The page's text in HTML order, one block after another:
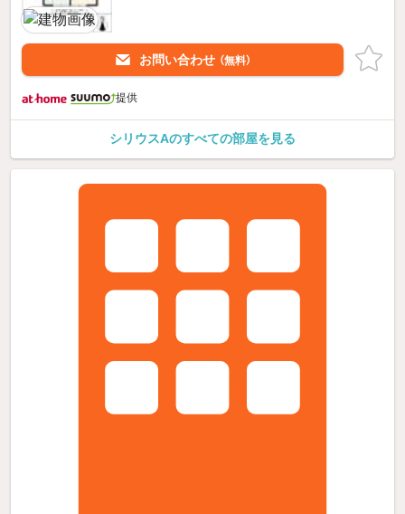
お問い合わせ （無料）
提供
シリウスAのすべての部屋を見る